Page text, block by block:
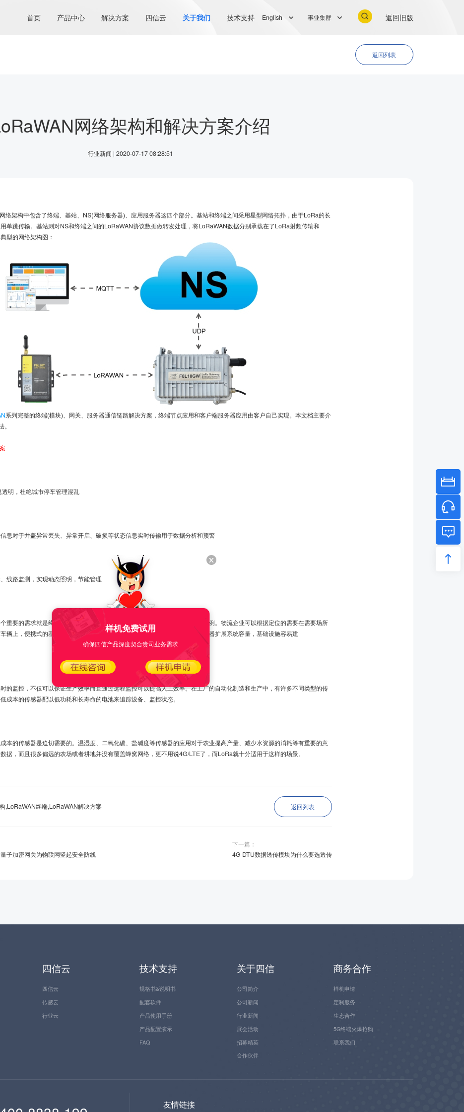
首页 产品中心 解决方案 四信云 关于我们 技术支持 English 事业集群 返回旧版
返回列表
网络架构和解决方案介绍
行业新闻 | 2020-07-17 08:28:51
架构中包含了终端、基站、NS(网络服务器)、应用服务器这四个部分。基站和终端之间采用星型网络拓扑，由于LoRa的长
单跳传输。基站则对NS和终端之间的LoRaWAN协议数据做转发处理，将LoRaWAN数据分别承载在了LoRa射频传输和
型的网络架构图：
系列完整的终端(模块)、网关、服务器通信链路解决方案，终端节点应用和客户端服务器应用由客户自己实现。本文档主要介
明，杜绝城市停车管理混乱
对于井盖异常丟失、异常开启、破损等状态信息实时传输用于数据分析和预警
路监测，实现动态照明，节能管理
要的需求就是终端的电池使用寿命。物流追踪可以作为混合型部署的实际案例。物流企业可以根据定位的需要在需要场所
辆上，便携式的基站(LoRa网关)便派上了用场，而LPWAN网络使用网关/集中器扩展系统容量，基础设施容易建
监控，不仅可以保证生产效率而且通过远程监控可以提高人工效率。在工厂的自动化制造和生产中，有许多不同类型的传
成本的传感器配以低功耗和长寿命的电池来追踪设备、监控状态。
的传感器是迫切需要的。温湿度、二氧化碳、盐碱度等传感器的应用对于农业提高产量、减少水资源的消耗等有重要的意
据，而且很多偏远的农场或者耕地并没有覆盖蜂窝网络，更不用说4G/LTE了，而LoRa就十分适用于这样的场景。
,LoRaWAN终端,LoRaWAN解决方案 返回列表
子加密网关为物联网竖起安全防线
下一篇：
4G DTU数据透传模块为什么要选透传
四信云
四信云
传感云
行业云
技术支持
规格书&说明书
配套软件
产品使用手册
产品配置演示
FAQ
关于四信
公司简介
公司新闻
行业新闻
展会活动
招募精英
合作伙伴
商务合作
样机申请
定制服务
生态合作
5G终端火爆抢购
联系我们
友情链接
样机免费试用
确保四信产品深度契合贵司业务需求